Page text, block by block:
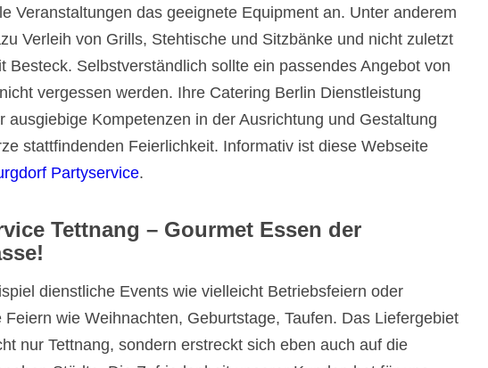
Veranstaltungen das geeignete Equipment an. Unter anderem
Verleih von Grills, Stehtische und Sitzbänke und nicht zuletzt
Besteck. Selbstverständlich sollte ein passendes Angebot von
vergessen werden. Ihre Catering Berlin Dienstleistung
ausgiebige Kompetenzen in der Ausrichtung und Gestaltung
stattfindenden Feierlichkeit. Informativ ist diese Webseite
Partyservice.
Tettnang – Gourmet Essen der
dienstliche Events wie vielleicht Betriebsfeiern oder
Feiern wie Weihnachten, Geburtstage, Taufen. Das Liefergebiet
nur Tettnang, sondern erstreckt sich eben auch auf die